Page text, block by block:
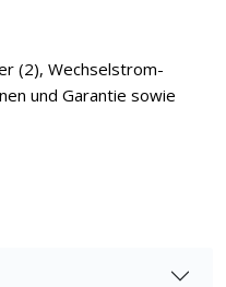
(2), Wechselstrom-
und Garantie sowie